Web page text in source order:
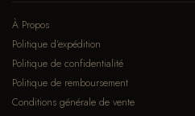
À Propos
Politique d’expédition
Politique de confidentialité
Politique de remboursement
Conditions générale de vente